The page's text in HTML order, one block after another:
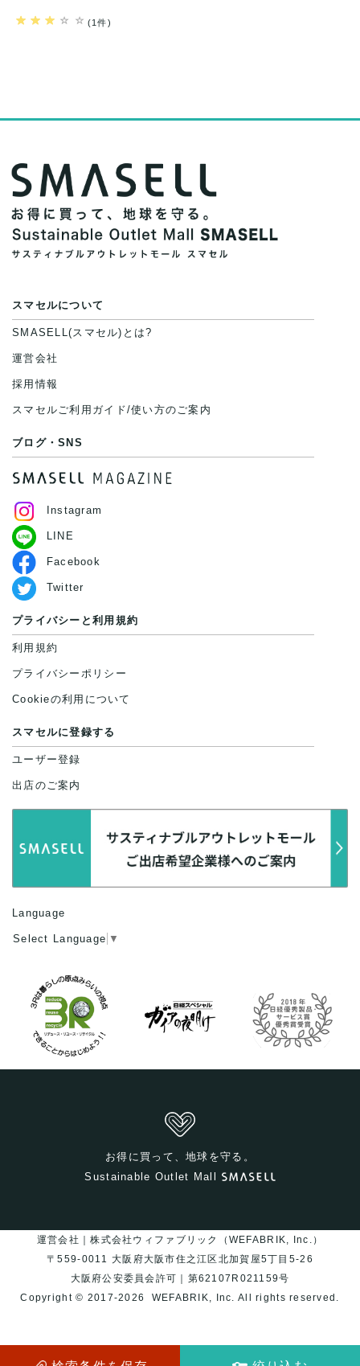
(1件)
スマセルについて
SMASELL(スマセル)とは?
運営会社
採用情報
スマセルご利用ガイド/使い方のご案内
ブログ・SNS
Instagram
LINE
Facebook
Twitter
プライバシーと利用規約
利用規約
プライバシーポリシー
Cookieの利用について
スマセルに登録する
ユーザー登録
出店のご案内
Language
Select Language ▼
お得に買って、地球を守る。
Sustainable Outlet Mall
運営会社｜株式会社ウィファブリック（WEFABRIK, Inc.）
〒559-0011 大阪府大阪市住之江区北加賀屋5丁目5-26
大阪府公安委員会許可｜第62107R021159号
Copyright © 2017-2026
WEFABRIK, Inc.All rights reserved.